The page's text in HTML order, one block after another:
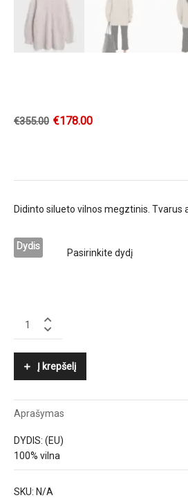
€355.00 €178.00
Didinto silueto vilnos megztinis. Tvarus
Dydis
MALENE
Į krepšelį
Aprašymas
DYDIS: (EU)
100% vilna
SKU: N/A